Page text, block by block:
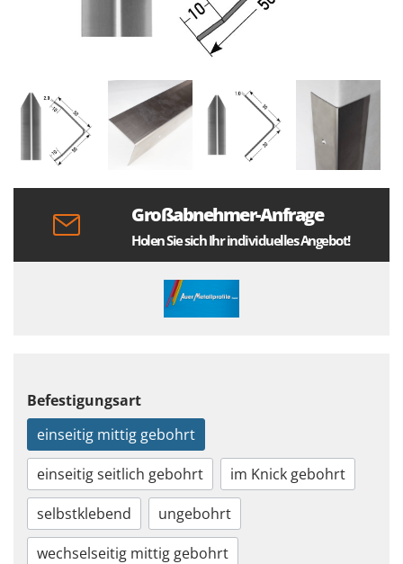
Großabnehmer-Anfrage
Holen Sie sich Ihr individuelles Angebot!
Befestigungsart
einseitig mittig gebohrt
einseitig seitlich gebohrt
im Knick gebohrt
selbstklebend
ungebohrt
wechselseitig mittig gebohrt